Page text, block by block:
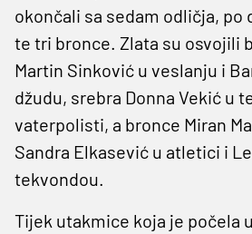
okončali sa sedam odličja, po
te tri bronce. Zlata su osvojili
Martin Sinković u veslanju i
džudu, srebra Donna Vekić u
vaterpolisti, a bronce Miran
Sandra Elkasević u atletici i
tekvondou.
Tijek utakmice koja je počela